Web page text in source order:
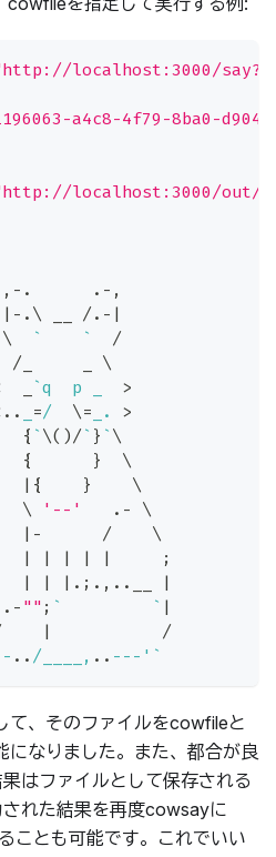
localhost:3000/
a4c8-4f79-8ba0-
localhost:3000/out/
.      .-,
| -. \ __ /.- |
\ ` `
  /
/_     _
\
`q  p _ >
.. =/ \ = _. >
{ ` \( ) /` } ` \
{
}
\
| { }
\
\
'--'
   .-
\
| -      / \
|
| | | |
;
|
| | . ; ., ..
|
"" ; ` ` |
/
|
           /
- .. /____, .. ---' `
て、そのファイルをcowfileと
になりました。また、都合が良
はファイルとして保存される
れた結果を再度cowsayに
ことも可能です。これでいい